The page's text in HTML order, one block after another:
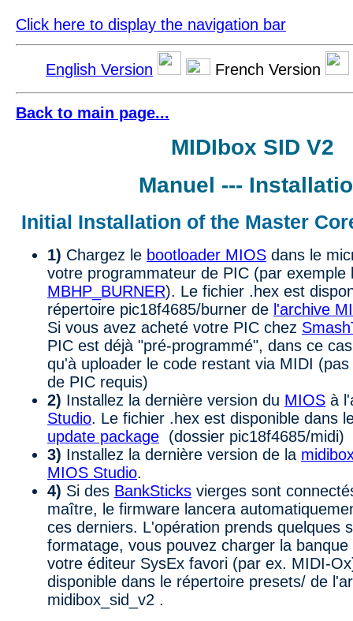
Click here to display the navigation bar
English Version French Version
Back to main page...
MIDIbox SID V2
Manuel ---
Initial Installation of the Master
1) Chargez le bootloader MIOS dans le
votre programmateur de PIC (par exemple
MBHP_BURNER). Le fichier .hex est
répertoire pic18f4685/burner de l'archive
Si vous avez acheté votre PIC chez
PIC est déjà "pré-programmé", dans ce
qu'à uploader le code restant via MIDI
de PIC requis)
2) Installez la dernière version du MIOS à
Studio. Le fichier .hex est disponible dans
update package (dossier pic18f4685/midi)
3) Installez la dernière version de la
MIOS Studio.
4) Si des BankSticks vierges sont
maître, le firmware lancera
ces derniers. L'opération prends quelques
formatage, vous pouvez charger la
votre éditeur SysEx favori (par ex. MIDI-
disponible dans le répertoire presets/ de
midibox_sid_v2 .